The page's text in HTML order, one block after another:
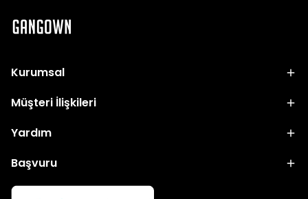
Kurumsal
Müşteri İlişkileri
Yardım
Başvuru